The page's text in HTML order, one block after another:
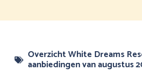
Overzicht White Dreams
aanbiedingen van augustus